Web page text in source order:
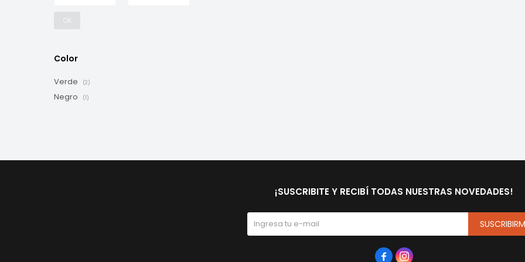
OK
Color
Verde (2)
Negro (1)
¡SUSCRIBITE Y RECIBÍ TODAS NUESTRAS NOVEDADES!
 